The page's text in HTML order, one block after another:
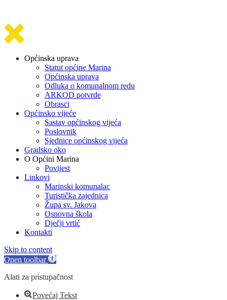
Općinska uprava
Statut općine Marina
Općinska uprava
Odluka o komunalnom redu
ARKOD potvrde
Obrasci
Općinsko vijeće
Sastav općinskog vijeća
Poslovnik
Sjednice općinskog vijeća
Gradsko oko
O Općini Marina
Povijest
Linkovi
Marinski komunalac
Turistička zajednica
Župa sv. Jakova
Osnovna škola
Dječji vrtić
Kontakti
Skip to content
Open toolbar
Alati za pristupačnost
Povećaj Tekst